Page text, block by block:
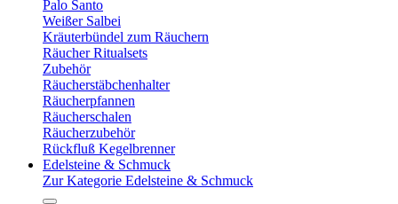
Palo Santo
Weißer Salbei
Kräuterbündel zum Räuchern
Räucher Ritualsets
Zubehör
Räucherstäbchenhalter
Räucherpfannen
Räucherschalen
Räucherzubehör
Rückfluß Kegelbrenner
Edelsteine & Schmuck
Zur Kategorie Edelsteine & Schmuck